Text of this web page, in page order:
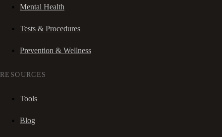
Mental Health
Tests & Procedures
Prevention & Wellness
RESOURCES
Tools
Blog